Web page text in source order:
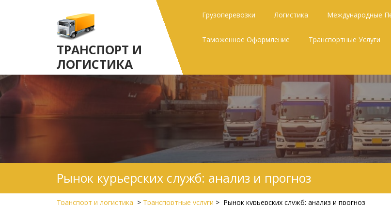
ТРАНСПОРТ И
ЛОГИСТИКА
Грузоперевозки Логистика Международные
Таможенное Оформление Транспортные Услуги
Рынок курьерских служб: анализ и прогноз
Транспорт и логистика > Транспортные услуги > Рынок курьерских служб: анализ и прогноз